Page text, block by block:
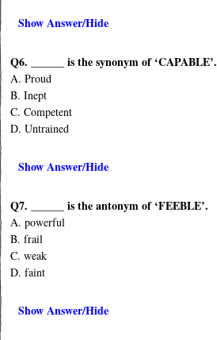
Show Answer/Hide
Q6. ______ is the synonym of ‘CAPABLE’.
A. Proud
B. Inept
C. Competent
D. Untrained
Show Answer/Hide
Q7. ______ is the antonym of ‘FEEBLE’.
A. powerful
B. frail
C. weak
D. faint
Show Answer/Hide